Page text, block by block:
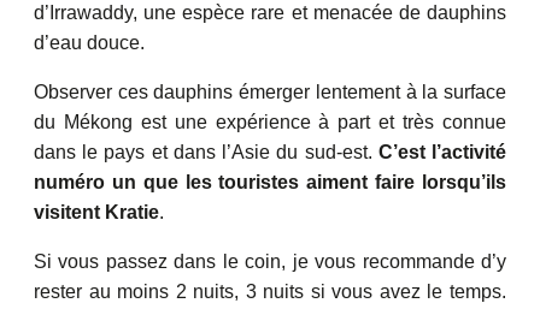
d’Irrawaddy, une espèce rare et menacée de dauphins
d’eau douce.
Observer ces dauphins émerger lentement à la surface
du Mékong est une expérience à part et très connue
dans le pays et dans l’Asie du sud-est. C’est l’activité
numéro un que les touristes aiment faire lorsqu’ils
visitent Kratie.
Si vous passez dans le coin, je vous recommande d’y
rester au moins 2 nuits, 3 nuits si vous avez le temps.